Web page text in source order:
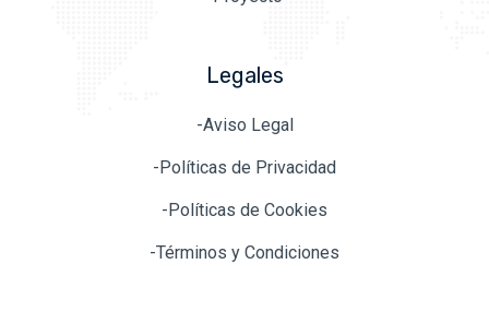
Legales
-Aviso Legal
-Políticas de Privacidad
-Políticas de Cookies
-Términos y Condiciones